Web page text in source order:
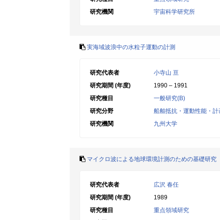
研究機関
宇宙科学研究所
実海域波浪中の水粒子運動の計測
研究代表者
小寺山 亘
研究期間 (年度)
1990 – 1991
研究種目
一般研究(B)
研究分野
船舶抵抗・運動性能・計
研究機関
九州大学
マイクロ波による地球環境計測のための基礎研究
研究代表者
広沢 春任
研究期間 (年度)
1989
研究種目
重点領域研究